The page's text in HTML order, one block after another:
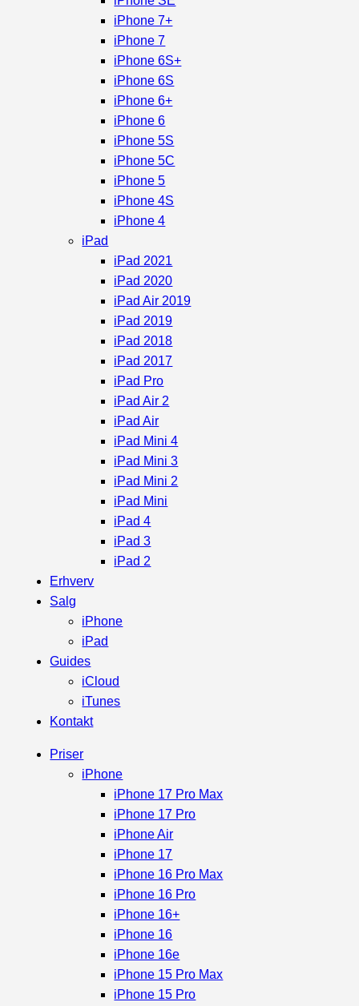
iPhone 7+
iPhone 7
iPhone 6S+
iPhone 6S
iPhone 6+
iPhone 6
iPhone 5S
iPhone 5C
iPhone 5
iPhone 4S
iPhone 4
iPad
iPad 2021
iPad 2020
iPad Air 2019
iPad 2019
iPad 2018
iPad 2017
iPad Pro
iPad Air 2
iPad Air
iPad Mini 4
iPad Mini 3
iPad Mini 2
iPad Mini
iPad 4
iPad 3
iPad 2
Erhverv
Salg
iPhone
iPad
Guides
iCloud
iTunes
Kontakt
Priser
iPhone
iPhone 17 Pro Max
iPhone 17 Pro
iPhone Air
iPhone 17
iPhone 16 Pro Max
iPhone 16 Pro
iPhone 16+
iPhone 16
iPhone 16e
iPhone 15 Pro Max
iPhone 15 Pro